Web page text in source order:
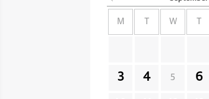
M W
3 4 5 6